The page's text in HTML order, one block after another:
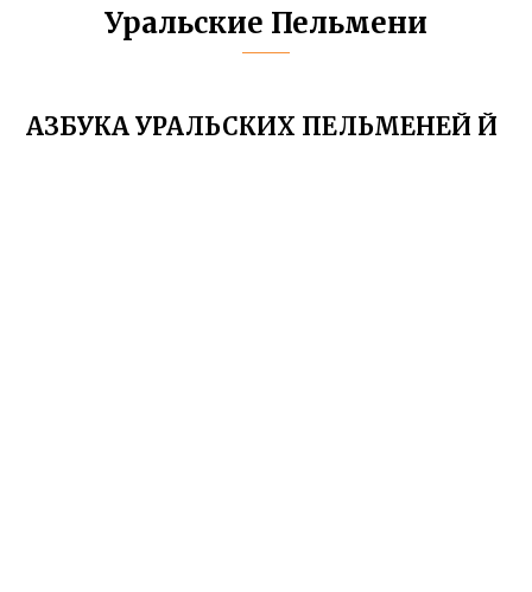
Уральские Пельмени
АЗБУКА УРАЛЬСКИХ ПЕЛЬМЕНЕЙ Й